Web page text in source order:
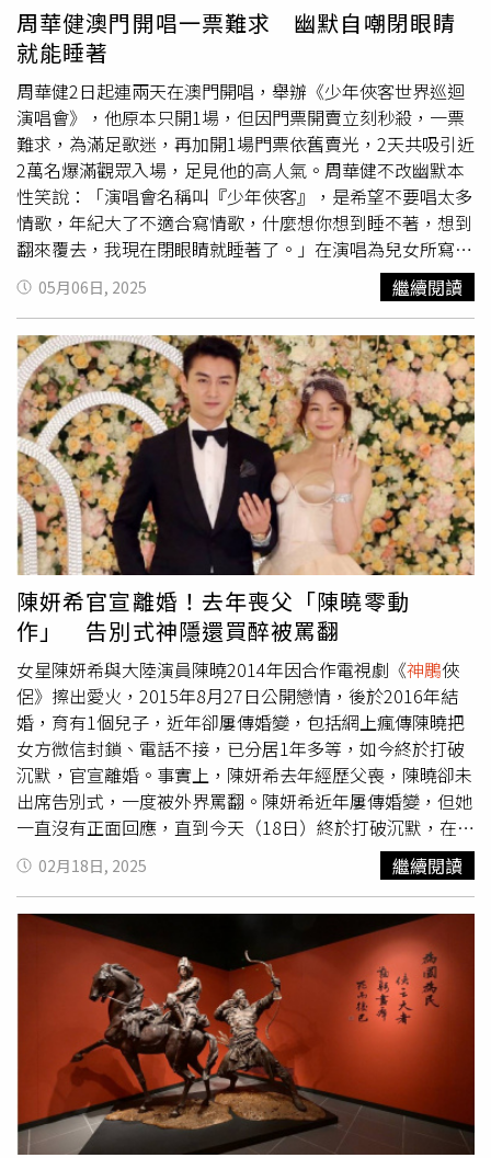
周華健澳門開唱一票難求 幽默自嘲閉眼睛
就能睡著
周華健2日起連兩天在澳門開唱，舉辦《少年俠客世界巡迴
演唱會》，他原本只開1場，但因門票開賣立刻秒殺，一票
難求，為滿足歌迷，再加開1場門票依舊賣光，2天共吸引近
2萬名爆滿觀眾入場，足見他的高人氣。周華健不改幽默本
性笑說：「演唱會名稱叫『少年俠客』，是希望不要唱太多
情歌，年紀大了不適合寫情歌，什麼想你想到睡不著，想到
翻來覆去，我現在閉眼睛就睡著了。」在演唱為兒女所寫的
〈親親我的寶貝〉之前，周華健分享：「第一天當爸爸太高
興， 感覺太好了，就創作這首歌，希望這首歌能陪兒女長
大，後來他們沒怎麼聽這首歌，現在我年紀大了，兒子也年
紀大了，我放棄了，哪一天他當爸爸，我就努力進攻我的孫
子，這首歌就改成〈親親我的孫子〉。」周華健創作〈天下
有情人〉是30年前古天樂與李若彤主演經典港劇《神鵰俠
侶》主題曲，由他和齊豫合唱，周華健搞笑說：「這次演唱
會失策，我們女主角沒有空， 一會兒小龍女是我，楊過也
是我，有人說：『那鵰呢？』我當然就讓問問題的那位朋友
幫我忙啦。」粉絲笑翻。周華健共換3套造型，以「少年」
與「俠客」兩個概念串聯，雙主題的演唱會，引領觀眾如同
翻開一本小說，還特別以上下捲設計，呈現完全不同的歌單
與節目，上卷展現新時代的經典武俠，下卷帶來經典動人的
好歌，讓歌迷一票雙享受，「少年俠客」也代表周華健豁達
爽朗的人生哲學。
05月06日, 2025 繼續閱讀
陳妍希官宣離婚！去年喪父「陳曉零動
作」 告別式神隱還買醉被罵翻
女星陳妍希與大陸演員陳曉2014年因合作電視劇《神鵰俠
侶》擦出愛火，2015年8月27日公開戀情，後於2016年結
婚，育有1個兒子，近年卻屢傳婚變，包括網上瘋傳陳曉把
女方微信封鎖、電話不接，已分居1年多等，如今終於打破
沉默，官宣離婚。事實上，陳妍希去年經歷父喪，陳曉卻未
出席告別式，一度被外界罵翻。陳妍希近年屢傳婚變，但她
一直沒有正面回應，直到今天（18日）終於打破沉默，在臉
書證實自己已經與陳曉離婚，希望往後各自安好，並強調
「感恩遇見，今後各自安好，未來同為孩子父母，共同陪伴
孩子成長。」陳妍希去年12月7日公開悼念父親，喪父消息
因此曝光，然而身為女婿的陳曉卻零動作，連發聲哀悼都沒
有，就連女方返台送別亡父時，也不見陳曉蹤影。此外，陳
曉當時一度現身機場，外界猜測他要來台參加葬禮，結果卻
跑到成都參加品牌活動，隔天還在微博發文宣傳新戲，隻字
未提岳父過世一事。更誇張的是，陳曉不僅沒有出席陳妍希
父親的告別式，還被拍到深夜聚餐喝到爛醉，遭網友痛批
「有空喝酒沒空去看老丈人」、「岳父死了都不去，就算是
前岳父也應該去呀！也是自己孩子的姥爺呀」、「岳父不在
了，還日夜笙歌」。
02月18日, 2025 繼續閱讀